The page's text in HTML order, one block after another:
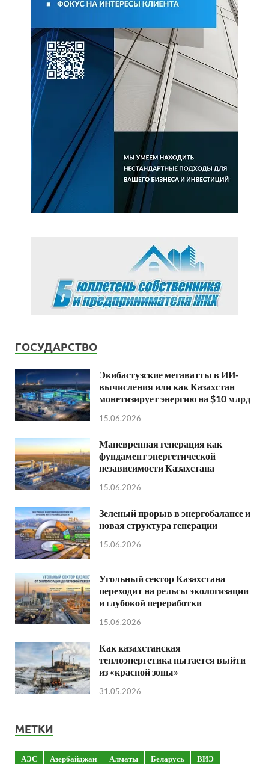
ГОСУДАРСТВО
Экибастузские мегаватты в ИИ-
вычисления или как Казахстан
монетизирует энергию на $10 млрд
15.06.2026
Маневренная генерация как
фундамент энергетической
независимости Казахстана
15.06.2026
Зеленый прорыв в энергобалансе и
новая структура генерации
15.06.2026
Угольный сектор Казахстана
переходит на рельсы экологизации
и глубокой переработки
15.06.2026
Как казахстанская
теплоэнергетика пытается выйти
из «красной зоны»
31.05.2026
МЕТКИ
АЭС Азербайджан Алматы Беларусь
ВИЭ